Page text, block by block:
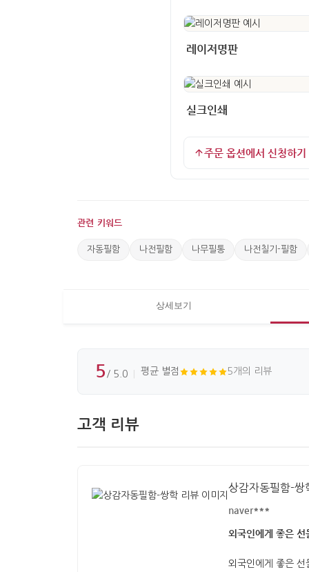
레이저명판
실크인쇄
주문 옵션에서 신청하기
관련 키워드
자동필함 나전필함 나무필통 나전칠기-필함
상세보기
5 / 5.0 평균 별점 5개의 리뷰
고객 리뷰
상감자동필함-쌍
naver***
외국인에게 좋은 선
외국인에게 좋은 선